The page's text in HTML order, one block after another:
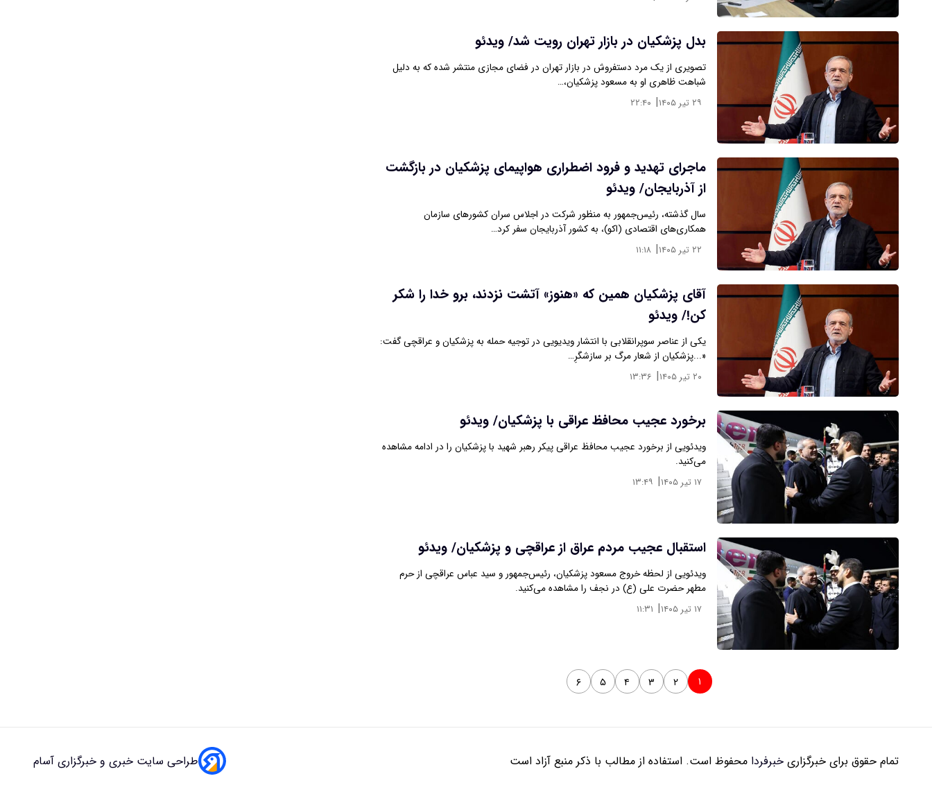
بدل پزشکیان در بازار تهران رویت شد/ ویدئو
تصویری از یک مرد دستفروش در بازار تهران در فضای مجازی منتشر شده که به دلیل
شباهت ظاهری او به مسعود پزشکیان،…
۲۹ تیر ۱۴۰۵ | ۲۲:۴۰
ماجرای تهدید و فرود اضطراری هواپیمای پزشکیان در بازگشت
از آذربایجان/ ویدئو
سال گذشته، رئیس‌جمهور به منظور شرکت در اجلاس سران کشورهای سازمان
همکاری‌های اقتصادی (اکو)، به کشور آذربایجان سفر کرد…
۲۲ تیر ۱۴۰۵ | ۱۱:۱۸
آقای پزشکیان همین که «هنوز» آتشت نزدند، برو خدا را شکر
کن!/ ویدئو
یکی از عناصر سوپرانقلابی با انتشار ویدیویی در توجیه حمله به پزشکیان و عراقچی گفت:
«...پزشکیان از شعار مرگ بر سازشگرِ…
۲۰ تیر ۱۴۰۵ | ۱۳:۳۶
برخورد عجیب محافظ عراقی با پزشکیان/ ویدئو
ویدئویی از برخورد عجیب محافظ عراقی پیکر رهبر شهید با پزشکیان را در ادامه مشاهده
می‌کنید.
۱۷ تیر ۱۴۰۵ | ۱۳:۴۹
استقبال عجیب مردم عراق از عراقچی و پزشکیان/ ویدئو
ویدئویی از لحظه خروج مسعود پزشکیان، رئیس‌جمهور و سید عباس عراقچی از حرم
مطهر حضرت علی (ع) در نجف را مشاهده می‌کنید.
۱۷ تیر ۱۴۰۵ | ۱۱:۳۱
۱ ۲ ۳ ۴ ۵ ۶
تمام حقوق برای خبرگزاری خبرفردا محفوظ است. استفاده از مطالب با ذکر منبع آزاد است طراحی سایت خبری و خبرگزاری آسام